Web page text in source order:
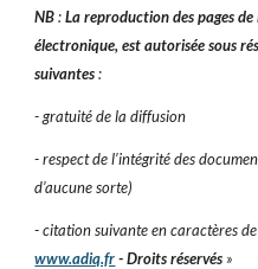
NB:La reproduction des pages
électronique, est autorisée sous
suivantes:
- gratuité de la diffusion
- respect de l’intégrité des
d’aucune sorte)
- citation suivante en caractères
www.adiq.fr- Droits réservés »